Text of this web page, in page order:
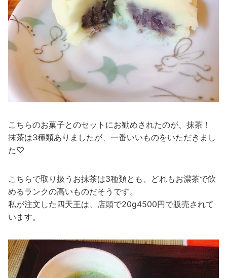
こちらのお菓子とのセットにお勧めされたのが、抹茶！
抹茶は3種類ありましたが、一番いいものをいただきまし
た♡
こちらで取り扱うお抹茶は3種類とも、どれもお濃茶で飲
めるランクの高いものだそうです。
私が注文した四天王は、店頭で20g4500円で販売されて
います。